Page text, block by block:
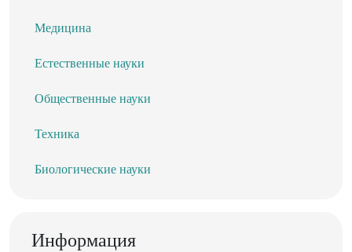
Медицина
Естественные науки
Общественные науки
Техника
Биологические науки
Информация